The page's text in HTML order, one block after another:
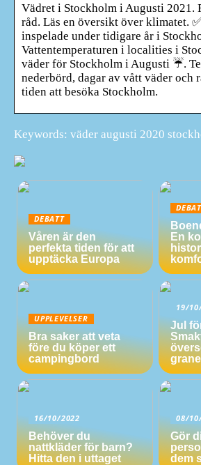
Vädret i Stockholm i Augusti 2021.
råd. Läs en översikt över klimatet.
inspelade under tidigare år i
Vattentemperaturen i localities i
väder för Stockholm i Augusti ☔.
nederbörd, dagar av vått väder och
tiden att besöka Stockholm.
Keywords: väder augusti 2020
DEBATT
Våren är den
perfekta tiden för att
upptäcka Europa
En
UPPLEVELSER
Bra saker att veta
före du köper ett
campingbord
19/
Jul
16/10/2022
Behöver du
nattkläder för barn?
Hitta den i uttaget
08/
Gör
dem